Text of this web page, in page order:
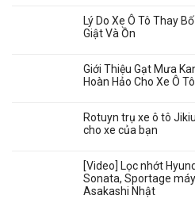
Lý Do Xe Ô Tô Thay
Giật Và Ồn
Giới Thiệu Gạt Mưa
Hoàn Hảo Cho Xe Ô
Rotuyn trụ xe ô tô
cho xe của bạn
[Video] Lọc nhớt
Sonata, Sportage
Asakashi Nhật